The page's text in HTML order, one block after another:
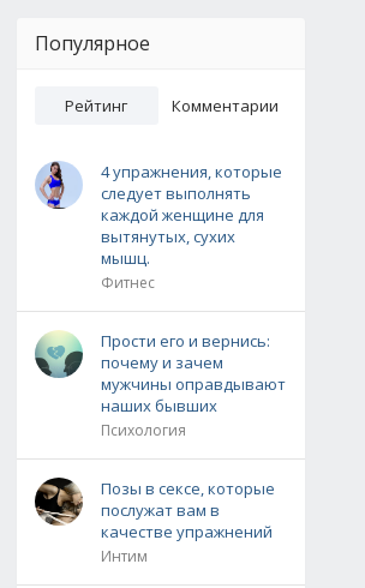
Популярное
Рейтинг Комментарии
4 упражнения, которые
следует выполнять
каждой женщине для
вытянутых, сухих
мышц.
Фитнес
Прости его и вернись:
почему и зачем
мужчины оправдывают
наших бывших
Психология
Позы в сексе, которые
послужат вам в
качестве упражнений
Интим